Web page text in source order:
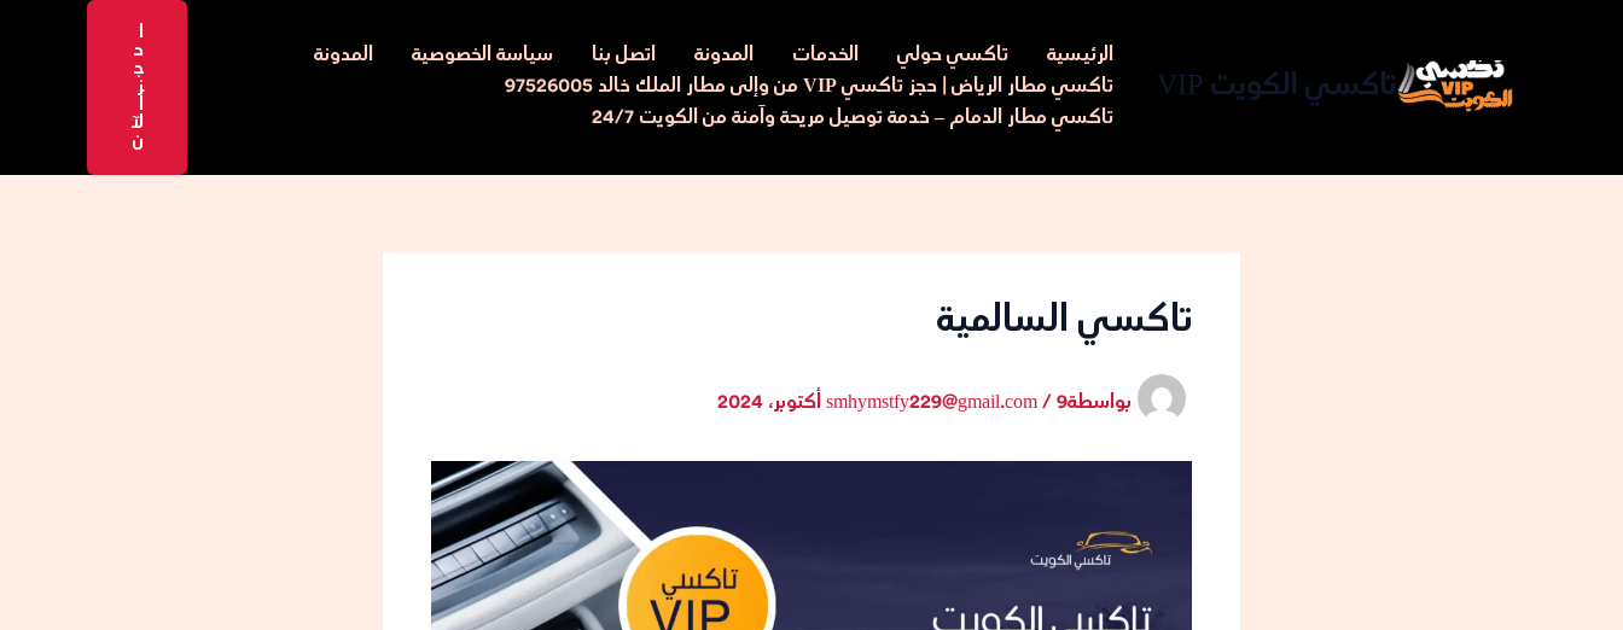
تاكسي الكويت VIP
الرئيسية تاكسي حولي الخدمات المدونة اتصل بنا سياسة الخصوصية
المدونة
تاكسي مطار الرياض | حجز تاكسي VIP من وإلى مطار الملك خالد 97526005
تاكسي مطار الدمام – خدمة توصيل مريحة وآمنة من الكويت 24/7
ا
ح
ج
ز
ا
لآ
ن
تاكسي السالمية
بواسطة smhymstfy229@gmail.com/9 أكتوبر، 2024